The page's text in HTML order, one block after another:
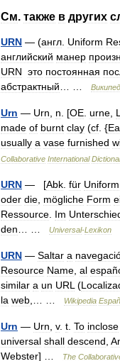
См. также в других
URN — (англ Uniform
английский манер
URN это постоянная
абстрактный
Urn — Urn n . [OE urne L
made of burnt clay (cf . {
usually a vase furnished
Collaborative International
URN — [Abk für Uniform
oder die mögliche Form
Ressource Im
den
Universal-Lexikon
URN — Saltar a
Resource Name al
similar a un URL (
la web Wikipedia
Urn — Urn v. t To inclose
universal shall descend
Webster] … The